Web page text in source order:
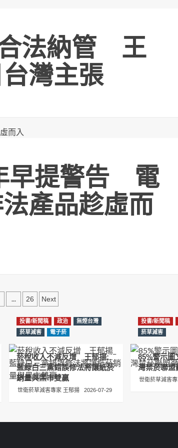
法納管 王
灣主張
早提警告 電
產品趁虛而
... 26 Next
投書/新聞稿 政治
無煙台灣
菸草減害
電子菸
菸稅收入不減反增 王郁揚:
藍綠白三黨錯誤修法將讓紙菸
銷量與黑市雙贏
世衛菸草減害專家 王郁揚 2026-07-29
投書/新聞稿
菸草減害
85%警示
灣禁菸聯盟
世衛菸草減害